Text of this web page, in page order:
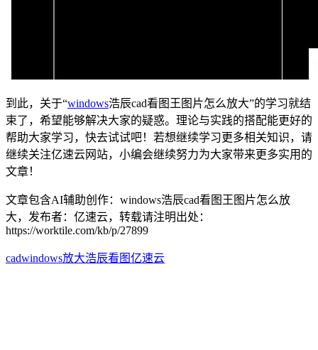
到此，关于“windows浩辰cad看图王图片怎么放大”的学习就结
束了，希望能够解决大家的疑惑。理论与实践的搭配能更好的
帮助大家学习，快去试试吧！若想继续学习更多相关知识，请
继续关注亿速云网站，小编会继续努力为大家带来更多实用的
文章！
文章包含AI辅助创作：windows浩辰cad看图王图片怎么放
大，发布者：亿速云，转载请注明出处：
https://worktile.com/kb/p/27899
cadwindows放大浩辰看图亿速云